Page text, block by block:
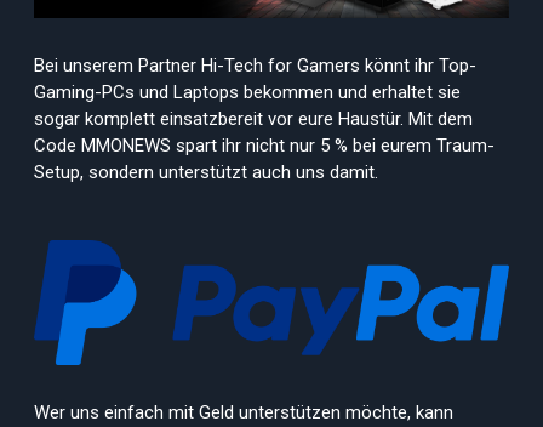
Bei unserem Partner Hi-Tech for Gamers könnt ihr Top-
Gaming-PCs und Laptops bekommen und erhaltet sie
sogar komplett einsatzbereit vor eure Haustür. Mit dem
Code MMONEWS spart ihr nicht nur 5 % bei eurem Traum-
Setup, sondern unterstützt auch uns damit.
Wer uns einfach mit Geld unterstützen möchte, kann